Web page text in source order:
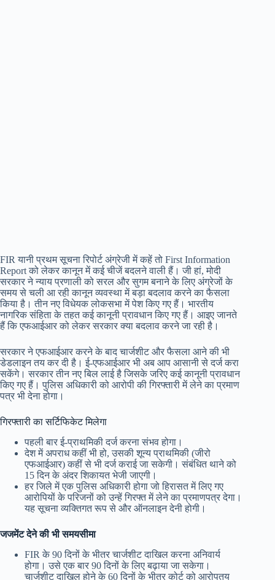
FIR यानी प्रथम सूचना रिपोर्ट अंग्रेजी में कहें तो First Information
Report को लेकर कानून में कई चीजें बदलने वाली हैं। जी हां, मोदी
सरकार ने न्याय प्रणाली को सरल और सुगम बनाने के लिए अंग्रेजों के
समय से चली आ रही कानून व्यवस्था में बड़ा बदलाव करने का फैसला
किया है। तीन नए विधेयक लोकसभा में पेश किए गए हैं। भारतीय
नागरिक संहिता के तहत कई कानूनी प्रावधान किए गए हैं। आइए जानते
हैं कि एफआईआर को लेकर सरकार क्या बदलाव करने जा रही है।
सरकार ने एफआईआर करने के बाद चार्जशीट और फैसला आने की भी
डेडलाइन तय कर दी है। ई-एफआईआर भी अब आप आसानी से दर्ज करा
सकेंगे। सरकार तीन नए बिल लाई है जिसके जरिए कई कानूनी प्रावधान
किए गए हैं। पुलिस अधिकारी को आरोपी की गिरफ्तारी में लेने का प्रमाण
पत्र भी देना होगा।
गिरफ्तारी का सर्टिफिकेट मिलेगा
पहली बार ई-प्राथमिकी दर्ज करना संभव होगा।
देश में अपराध कहीं भी हो, उसकी शून्य प्राथमिकी (जीरो
एफआईआर) कहीं से भी दर्ज कराई जा सकेगी। संबंधित थाने को
15 दिन के अंदर शिकायत भेजी जाएगी।
हर जिले में एक पुलिस अधिकारी होगा जो हिरासत में लिए गए
आरोपियों के परिजनों को उन्हें गिरफ्त में लेने का प्रमाणपत्र देगा।
यह सूचना व्यक्तिगत रूप से और ऑनलाइन देनी होगी।
जजमेंट देने की भी समयसीमा
FIR के 90 दिनों के भीतर चार्जशीट दाखिल करना अनिवार्य
होगा। उसे एक बार 90 दिनों के लिए बढ़ाया जा सकेगा।
चार्जशीट दाखिल होने के 60 दिनों के भीतर कोर्ट को आरोपतय